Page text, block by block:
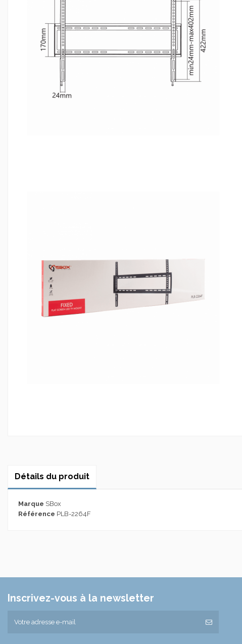
Détails du produit
Marque SBox
Référence PLB-2264F
Inscrivez-vous à la newsletter